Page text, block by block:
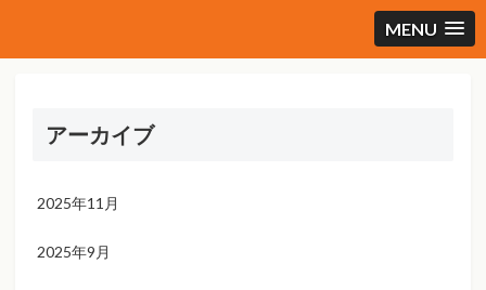
MENU
アーカイブ
2025年11月
2025年9月